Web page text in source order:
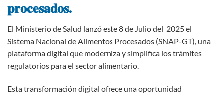
𝐩𝐫𝐨𝐜𝐞𝐬𝐚𝐝𝐨𝐬.
El Ministerio de Salud lanzó este 8 de Julio del 2025 el
Sistema Nacional de Alimentos Procesados (SNAP-GT), una
plataforma digital que moderniza y simplifica los trámites
regulatorios para el sector alimentario.
Esta transformación digital ofrece una oportunidad